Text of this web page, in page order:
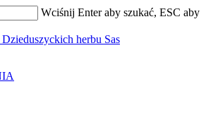
Wciśnij Enter aby szukać, ESC aby